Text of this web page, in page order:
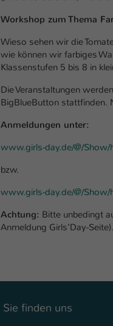
Workshop zum Thema
Wieso sehen wir die
wie können wir farbiges
Klassenstufen 5 bis 8 in
Die Veranstaltungen
BigBlueButton stattfinden.
Anmeldungen unter:
www.girls-day.de/@/Show/
bzw.
www.girls-day.de/@/
Achtung: Bitte unbedingt
Anmeldung Girls’Day-Seite).
Sie finden uns